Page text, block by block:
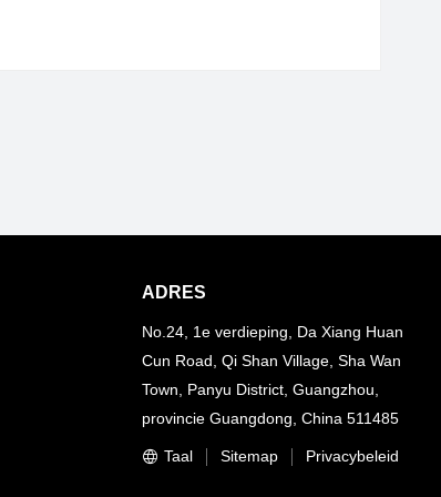
ADRES
No.24, 1e verdieping, Da Xiang Huan
Cun Road, Qi Shan Village, Sha Wan
Town, Panyu District, Guangzhou,
provincie Guangdong, China 511485
Taal Sitemap Privacybeleid